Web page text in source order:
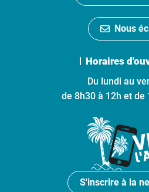
Nous
Horaires
Du lundi au
de 8h30 à 12h et de
S'inscrire à la